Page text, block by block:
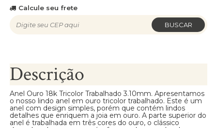
Calcule seu frete
BUSCAR
Descrição
Anel Ouro 18k Tricolor Trabalhado 3.10mm. Apresentamos
o nosso lindo anel em ouro tricolor trabalhado. Este é um
anel com design simples, porém que contém lindos
detalhes que enriquem a joia em ouro. A parte superior do
anel é trabalhada em três cores do ouro, o clássico